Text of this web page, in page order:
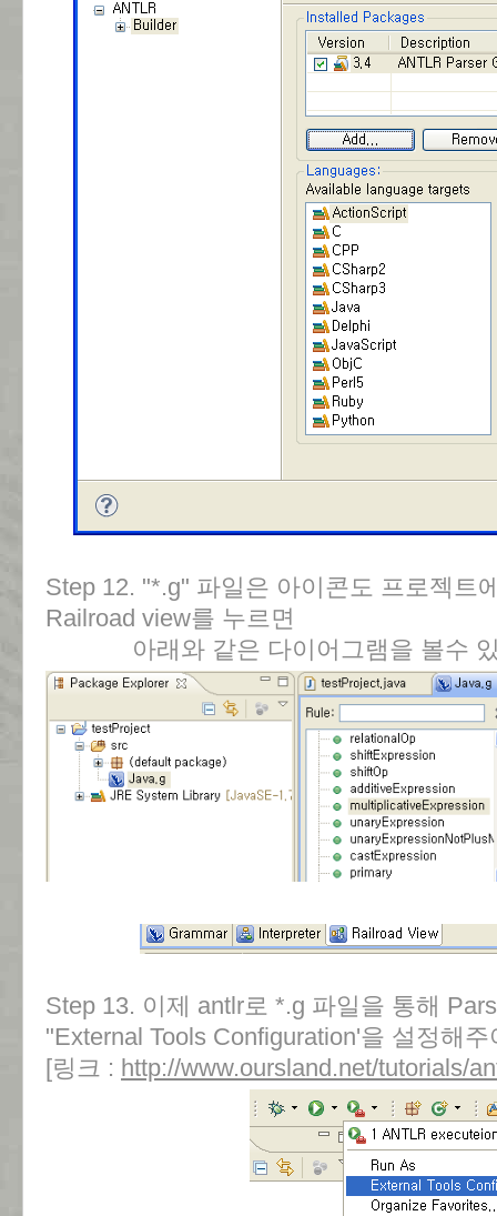
Step 12. "*.g" 파일은 아이콘도 프로젝트
Railroad view를 누르면
아래와 같은 다이어그램을 볼수 있
Step 13. 이제 antlr로 *.g 파일을 통해
"External Tools Configuration'을 설정해
[링크 : http://www.oursland.net/tutorials/